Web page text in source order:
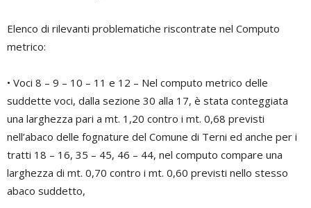
Elenco di rilevanti problematiche riscontrate nel Computo
metrico:
• Voci 8 – 9 – 10 – 11 e 12 – Nel computo metrico delle
suddette voci, dalla sezione 30 alla 17, è stata conteggiata
una larghezza pari a mt. 1,20 contro i mt. 0,68 previsti
nell’abaco delle fognature del Comune di Terni ed anche per i
tratti 18 – 16, 35 – 45, 46 – 44, nel computo compare una
larghezza di mt. 0,70 contro i mt. 0,60 previsti nello stesso
abaco suddetto,